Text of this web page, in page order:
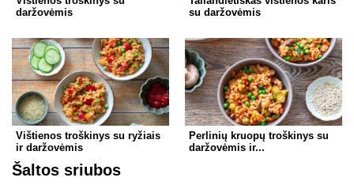
daržovėmis
su daržovėmis
Vištienos troškinys su ryžiais
ir daržovėmis
Perlinių kruopų troškinys su
daržovėmis ir...
Šaltos sriubos